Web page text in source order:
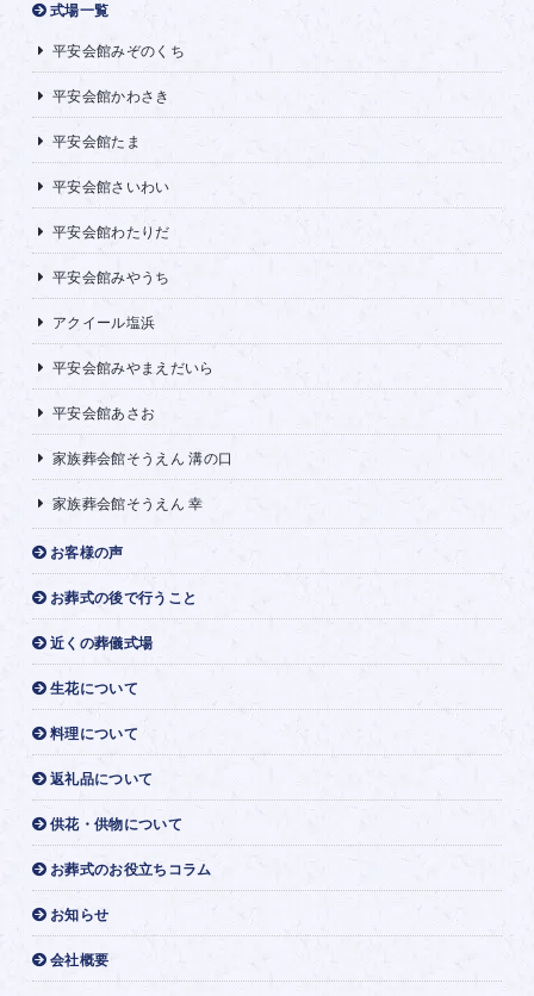
式場一覧
平安会館みぞのくち
平安会館かわさき
平安会館たま
平安会館さいわい
平安会館わたりだ
平安会館みやうち
アクイール塩浜
平安会館みやまえだいら
平安会館あさお
家族葬会館そうえん 溝の口
家族葬会館そうえん 幸
お客様の声
お葬式の後で行うこと
近くの葬儀式場
生花について
料理について
返礼品について
供花・供物について
お葬式のお役立ちコラム
お知らせ
会社概要